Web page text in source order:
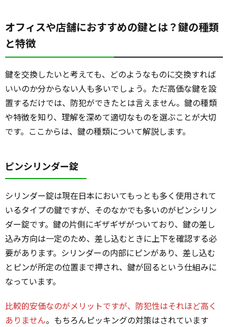
オフィスや店舗におすすめの鍵とは？鍵の種類
と特徴
鍵を交換したいと考えても、どのようなものに交換すれば
いいのか分からない人も多いでしょう。ただ高価な鍵を設
置するだけでは、防犯ができたとは言えません。鍵の種類
や特徴を知り、理解を深めて適切なものを選ぶことが大切
です。ここからは、鍵の種類について解説します。
ピンシリンダー錠
シリンダー錠は現在日本においてもっとも多く使用されて
いるタイプの鍵ですが、そのなかでも多いのがピンシリン
ダー錠です。鍵の片側にギザギザがついており、鍵の差し
込み方向は一定のため、差し込むときに上下を確認する必
要があります。シリンダーの内部にピンがあり、差し込む
とピンが所定の位置まで押され、鍵が回るという仕組みに
なっています。
比較的安価なのがメリットですが、防犯性はそれほど高く
ありません。もちろんピッキングの対策はされています